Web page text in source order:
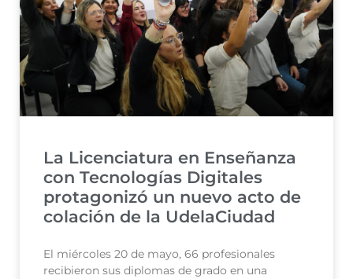
La Licenciatura en Enseñanza
con Tecnologías Digitales
protagonizó un nuevo acto de
colación de la UdelaCiudad
El miércoles 20 de mayo, 66 profesionales
recibieron sus diplomas de grado en una